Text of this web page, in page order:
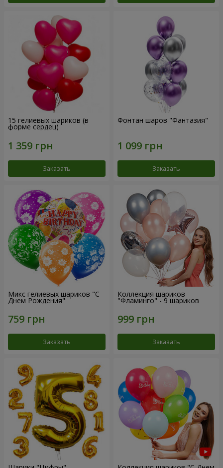
15 гелиевых шариков (в
форме сердец)
Заказать
Фонтан шаров "Фантазия"
Заказать
Микс гелиевых шариков "C
Днем Рождения"
Заказать
Коллекция шариков
"Фламинго" - 9 шариков
Заказать